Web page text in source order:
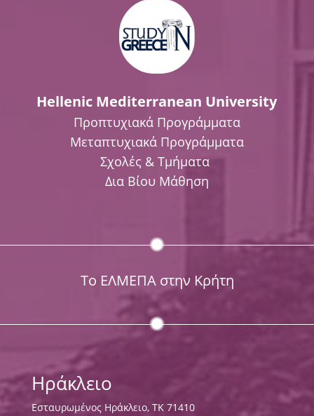
Hellenic Mediterranean University
Προπτυχιακά Προγράμματα
Μεταπτυχιακά Προγράμματα
Σχολές & Τμήματα
Δια Βίου Μάθηση
Το ΕΛΜΕΠΑ στην Κρήτη
Ηράκλειο
Εσταυρωμένος Ηράκλειο, ΤΚ 71410